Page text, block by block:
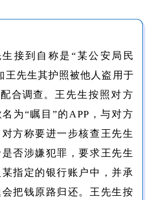
接到自称是“某公安局民
王先生其护照被他人盗用于
合调查。 王先生按照对方
为“瞩目”的APP，与对方
方称要进一步核查王先生
否涉嫌犯罪，要求王先生
指定的银行账户中，并承
把钱原路归还。王先生按